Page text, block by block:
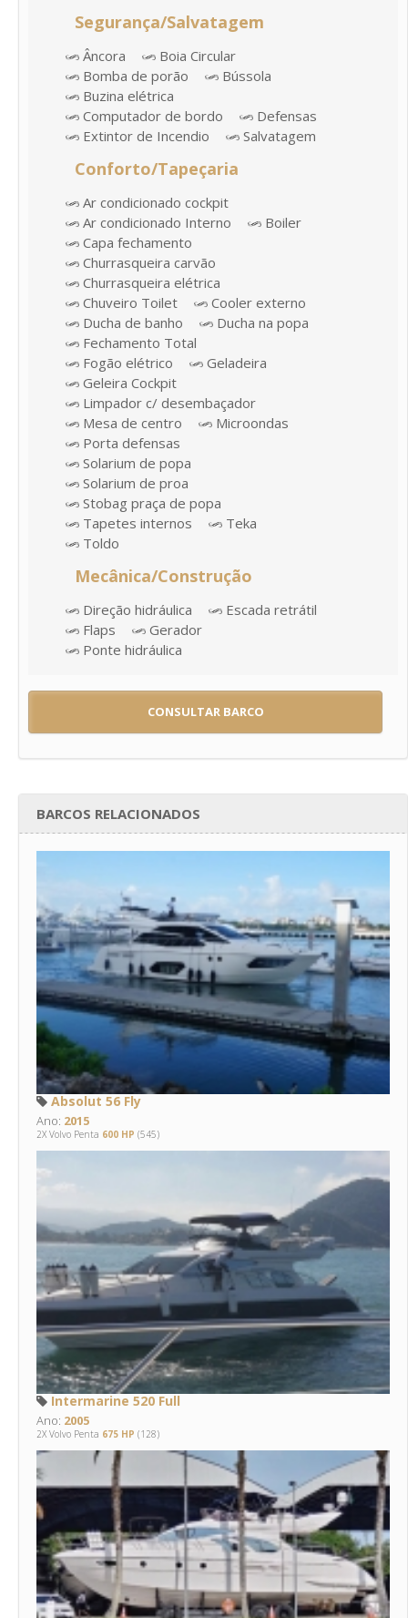
Segurança/Salvatagem
Âncora
Boia Circular
Bomba de porão
Bússola
Buzina elétrica
Computador de bordo
Defensas
Extintor de Incendio
Salvatagem
Conforto/Tapeçaria
Ar condicionado cockpit
Ar condicionado Interno
Boiler
Capa fechamento
Churrasqueira carvão
Churrasqueira elétrica
Chuveiro Toilet
Cooler externo
Ducha de banho
Ducha na popa
Fechamento Total
Fogão elétrico
Geladeira
Geleira Cockpit
Limpador c/ desembaçador
Mesa de centro
Microondas
Porta defensas
Solarium de popa
Solarium de proa
Stobag praça de popa
Tapetes internos
Teka
Toldo
Mecânica/Construção
Direção hidráulica
Escada retrátil
Flaps
Gerador
Ponte hidráulica
CONSULTAR BARCO
BARCOS RELACIONADOS
Absolut 56 Fly
Ano: 2015
2X Volvo Penta 600 HP (545)
Intermarine 520 Full
Ano: 2005
2X Volvo Penta 675 HP (128)